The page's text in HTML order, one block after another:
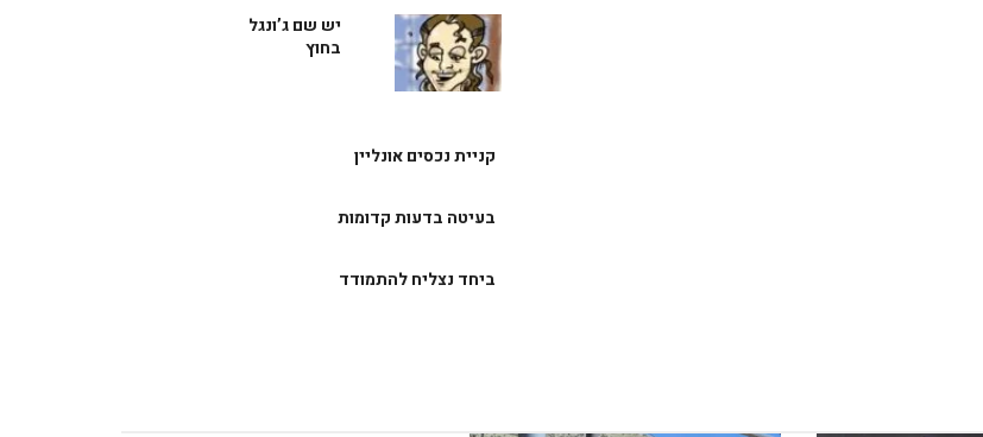
יש שם ג’ונגל
בחוץ
קניית נכסים אונליין
בעיטה בדעות קדומות
ביחד נצליח להתמודד